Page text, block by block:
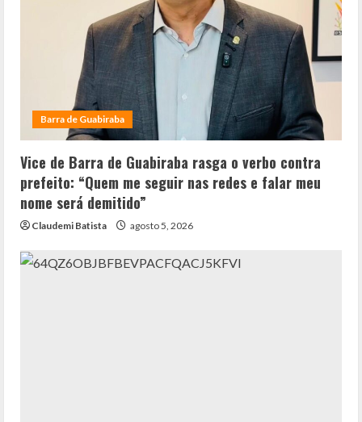
Barra de Guabiraba
Vice de Barra de Guabiraba rasga o verbo contra
prefeito: “Quem me seguir nas redes e falar meu
nome será demitido”
Claudemi Batista agosto 5, 2026